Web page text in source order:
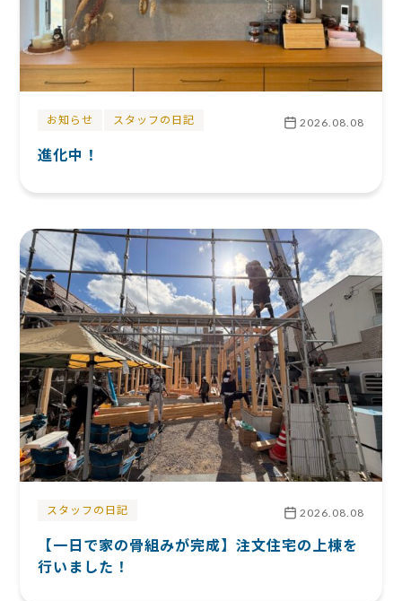
お知らせ スタッフの日記 2026.08.08
進化中！
スタッフの日記 2026.08.08
【一日で家の骨組みが完成】注文住宅の上棟を
行いました！